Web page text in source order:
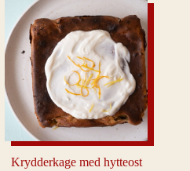
Krydderkage med hytteost